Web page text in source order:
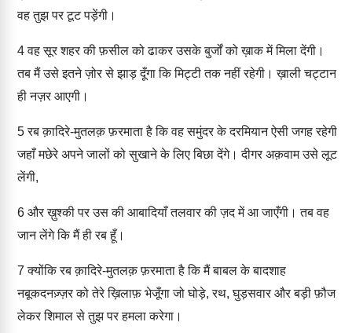
वह तुझ पर टूट पड़ेंगी।
4वह सूर शहर की फ़सील को ढाकर उसके बुर्जों को ख़ाक में मिला देंगी।
तब मैं उसे इतने ज़ोर से झाड़ दूँगा कि मिट्टी तक नहीं रहेगी। ख़ाली चट्टान
ही नज़र आएगी।
5रब क़ादिरे-मुतलक़ फ़रमाता है कि वह समुंदर के दरमियान ऐसी जगह रहेगी
जहाँ मछेरे अपने जालों को सुखाने के लिए बिछा देंगे। दीगर अक़वाम उसे लूट
लेंगी,
6 और ख़ुश्की पर उस की आबादियाँ तलवार की ज़द में आ जाएँगी। तब वह
जान लेंगे कि मैं ही रब हूँ।
7 क्योंकि रब क़ादिरे-मुतलक़ फ़रमाता है कि मैं बाबल के बादशाह
नबूकदनज़्ज़र को तेरे ख़िलाफ़ भेजूँगा जो घोड़े, रथ, घुड़सवार और बड़ी फ़ौज
लेकर शिमाल से तुझ पर हमला करेगा।